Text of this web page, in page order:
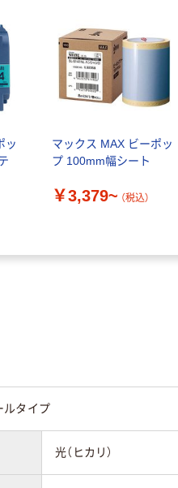
ッ
マックス MAX ビーポッ
プ 100mm幅シート
￥3,379~ （税込）
ルタイプ
光（ヒカリ）